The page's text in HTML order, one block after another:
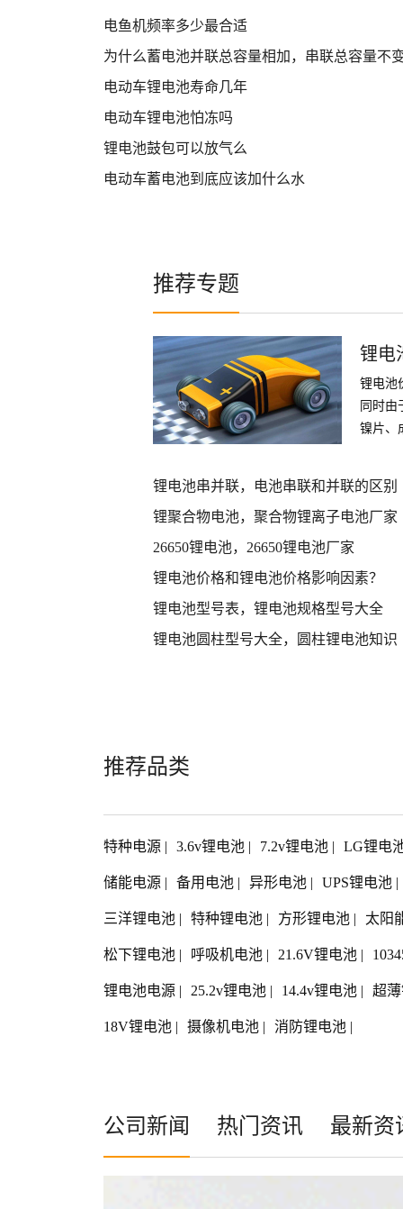
电鱼机频率多少最合适
为什么蓄电池并联总容量相加，串联总容量不
电动车锂电池寿命几年
电动车锂电池怕冻吗
锂电池鼓包可以放气么
电动车蓄电池到底应该加什么水
推荐专题
锂电
锂电池
同时由
镍片、
锂电池串并联，电池串联和并联的区别
锂聚合物电池，聚合物锂离子电池厂家
26650锂电池，26650锂电池厂家
锂电池价格和锂电池价格影响因素？
锂电池型号表，锂电池规格型号大全
锂电池圆柱型号大全，圆柱锂电池知识
推荐品类
特种电源 | 3.6v锂电池 | 7.2v锂电池 | LG锂电
储能电源 | 备用电池 | 异形电池 | UPS锂电池 |
三洋锂电池 | 特种锂电池 | 方形锂电池 | 太阳
松下锂电池 | 呼吸机电池 | 21.6V锂电池 |
锂电池电源 | 25.2v锂电池 | 14.4v锂电池 | 超
18V锂电池 | 摄像机电池 | 消防锂电池 |
公司新闻 热门资讯 最新资